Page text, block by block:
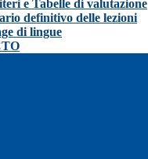
e Tabelle di valutazione
definitivo delle lezioni
di lingue